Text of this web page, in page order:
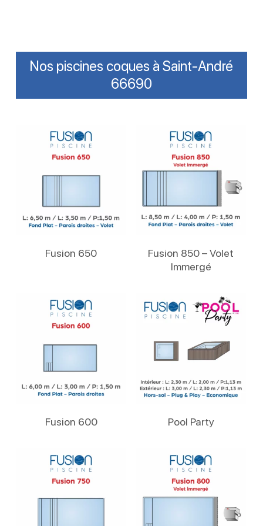
Nos piscines coques à Saint-André
66690
Fusion 650
Fusion 850 – Volet
Immergé
Fusion 600 Pool Party